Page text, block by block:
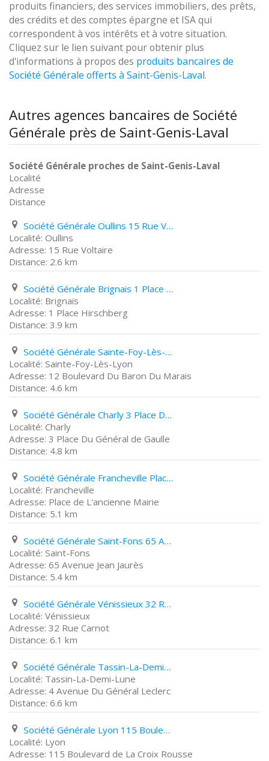
produits financiers, des services immobiliers, des prêts,
des crédits et des comptes épargne et ISA qui
correspondent à vos intérêts et à votre situation.
Cliquez sur le lien suivant pour obtenir plus
d'informations à propos des produits bancaires de
Société Générale offerts à Saint-Genis-Laval.
Autres agences bancaires de Société
Générale près de Saint-Genis-Laval
Société Générale proches de Saint-Genis-Laval
Localité
Adresse
Distance
Société Générale Oullins 15 Rue Voltaire
Oullins
15 Rue Voltaire
2.6 km
Société Générale Brignais 1 Place Hirschberg
Brignais
1 Place Hirschberg
3.9 km
Société Générale Sainte-Foy-Lès-Lyon 12 Boulevard Du Baron Du Marais
Sainte-Foy-Lès-Lyon
12 Boulevard Du Baron Du Marais
4.6 km
Société Générale Charly 3 Place Du Général de Gaulle
Charly
3 Place Du Général de Gaulle
4.8 km
Société Générale Francheville Place de L'ancienne Mairie
Francheville
Place de L'ancienne Mairie
5.1 km
Société Générale Saint-Fons 65 Avenue Jean Jaurès
Saint-Fons
65 Avenue Jean Jaurès
5.4 km
Société Générale Vénissieux 32 Rue Carnot
Vénissieux
32 Rue Carnot
6.1 km
Société Générale Tassin-La-Demi-Lune 4 Avenue Du Général Leclerc
Tassin-La-Demi-Lune
4 Avenue Du Général Leclerc
6.6 km
Société Générale Lyon 115 Boulevard de La Croix Rousse
Lyon
115 Boulevard de La Croix Rousse